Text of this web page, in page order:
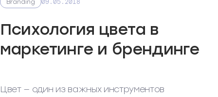
Branding
Психология цвета в
маркетинге и брендинге
Цвет — один из важных инструментов